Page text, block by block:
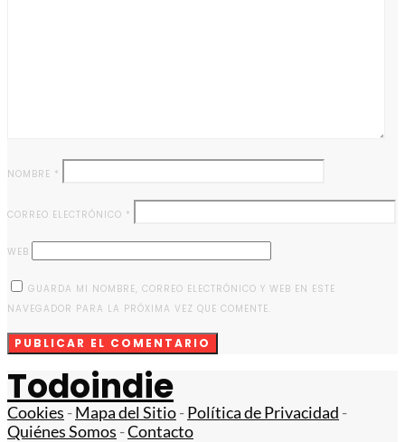
NOMBRE *
CORREO ELECTRÓNICO *
WEB
GUARDA MI NOMBRE, CORREO ELECTRÓNICO Y WEB EN ESTE
NAVEGADOR PARA LA PRÓXIMA VEZ QUE COMENTE.
Todoindie
Cookies -Mapa del Sitio-Política de Privacidad -
Quiénes Somos -Contacto